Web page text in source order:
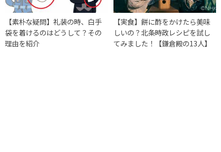
【素朴な疑問】礼装の時、白手
袋を着けるのはどうして？その
理由を紹介
【実食】餅に酢をかけたら美味
しいの？北条時政レシピを試し
てみました！【鎌倉殿の13人】